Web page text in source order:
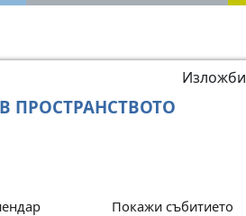
Изложби
ПРОСТРАНСТВОТО
Покажи събитието